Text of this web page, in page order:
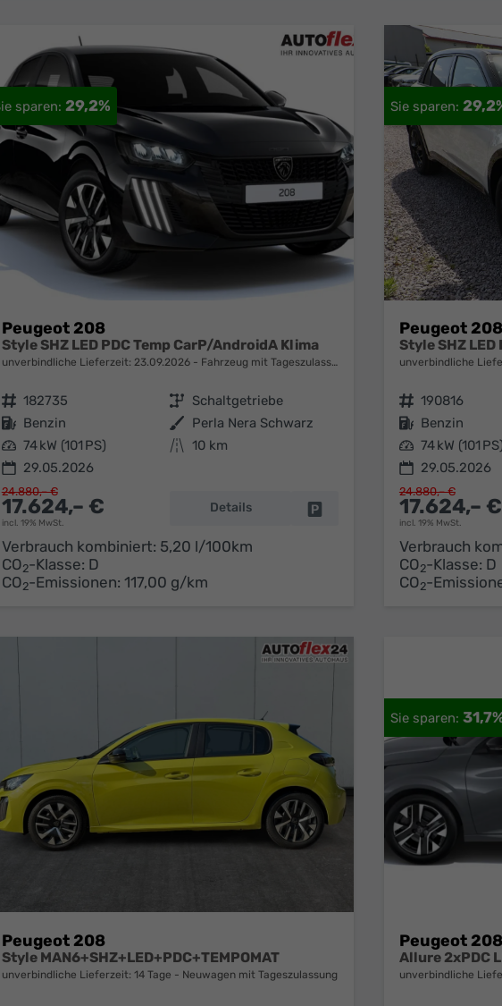
29,2%
Peugeot 208
Style SHZ LED PDC Temp CarP/AndroidA Klima
unverbindliche Lieferzeit: 23.09.2026 Fahrzeug mit Tageszulassung
Fahrzeugnr. 182735 Getriebe Schaltgetriebe
Kraftstoff Benzin Außenfarbe Perla Nera Schwarz
Leistung 74 kW (101 PS) Kilometerstand 10 km
29.05.2026
17.624,– €
incl. 19% MwSt.
24.880,– €
Details Fahrzeug parken
Verbrauch kombiniert: 5,20 l/100km
CO2-Klasse: D
CO2-Emissionen: 117,00 g/km
Peugeot 208
Style SHZ
unverbindliche
Fahrzeugnr. 190816
Kraftstoff Benzin
Leistung 74 kW (101 PS)
29.05.2026
17.624,– €
incl. 19% MwSt.
24.880,– €
Verbrauch
CO2-Klasse: D
CO2-
Peugeot 208
Style MAN6+SHZ+LED+PDC+TEMPOMAT
unverbindliche Lieferzeit: 14 Tage Neuwagen mit Tageszulassung
Peugeot 208
Allure 2xPDC
unverbindliche